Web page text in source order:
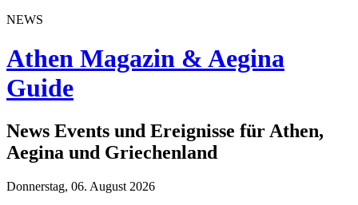
NEWS
Athen Magazin & Aegina
Guide
News Events und Ereignisse für Athen,
Aegina und Griechenland
Donnerstag, 06. August 2026